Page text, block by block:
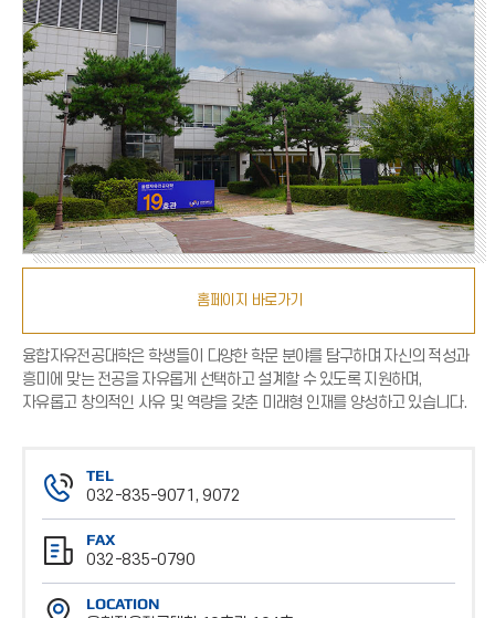
융합학부
홈페이지 바로가기
융합자유전공대학은 학생들이 다양한 학문 분야를 탐구하며 자신의 적성과
흥미에 맞는 전공을 자유롭게 선택하고 설계할 수 있도록 지원하며,
자유롭고 창의적인 사유 및 역량을 갖춘 미래형 인재를 양성하고 있습니다.
TEL
032-835-9071, 9072
전
화
번
호
FAX
032-835-0790
팩
스
LOCATION